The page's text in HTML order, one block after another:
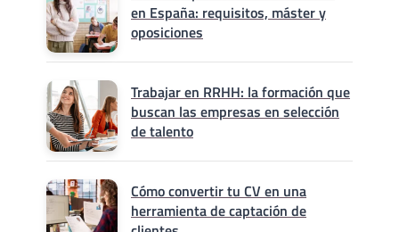
en España: requisitos, máster y
oposiciones
Trabajar en RRHH: la formación que
buscan las empresas en selección
de talento
Cómo convertir tu CV en una
herramienta de captación de